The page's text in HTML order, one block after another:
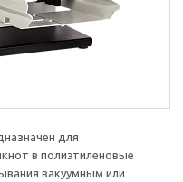
для
в полиэтиленовые
вакуумным или